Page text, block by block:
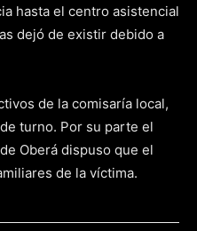
hasta el centro asistencial
dejó de existir debido a
de la comisaría local,
turno. Por su parte el
Oberá dispuso que el
de la víctima.